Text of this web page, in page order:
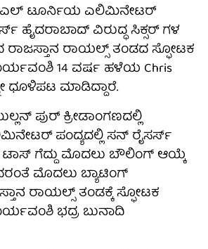
ಟೂರ್ನಿಯ ಎಲಿಮಿನೇಟರ್
ಹೈದರಾಬಾದ್ ವಿರುದ್ಧ ಸಿಕ್ಸರ್ ಗಳ
ರಾಜಸ್ತಾನ ರಾಯಲ್ಸ್ ತಂಡದ ಸ್ಫೋಟಕ
14 ವರ್ಷ ಹಳೆಯ Chris
ಧೂಳಿಪಟ ಮಾಡಿದ್ದಾರೆ.
ಪುರ್ ಕ್ರೀಡಾಂಗಣದಲ್ಲಿ
ಪಂದ್ಯದಲ್ಲಿ ಸನ್ ರೈಸರ್ಸ್
ಗೆದ್ದು ಮೊದಲು ಬೌಲಿಂಗ್ ಆಯ್ಕೆ
ಮೊದಲು ಬ್ಯಾಟಿಂಗ್
ರಾಯಲ್ಸ್ ತಂಡಕ್ಕೆ ಸ್ಫೋಟಕ
ಭದ್ರ ಬುನಾದಿ